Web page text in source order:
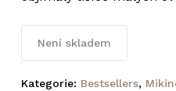
Není skladem
Kategorie: Bestsellers,